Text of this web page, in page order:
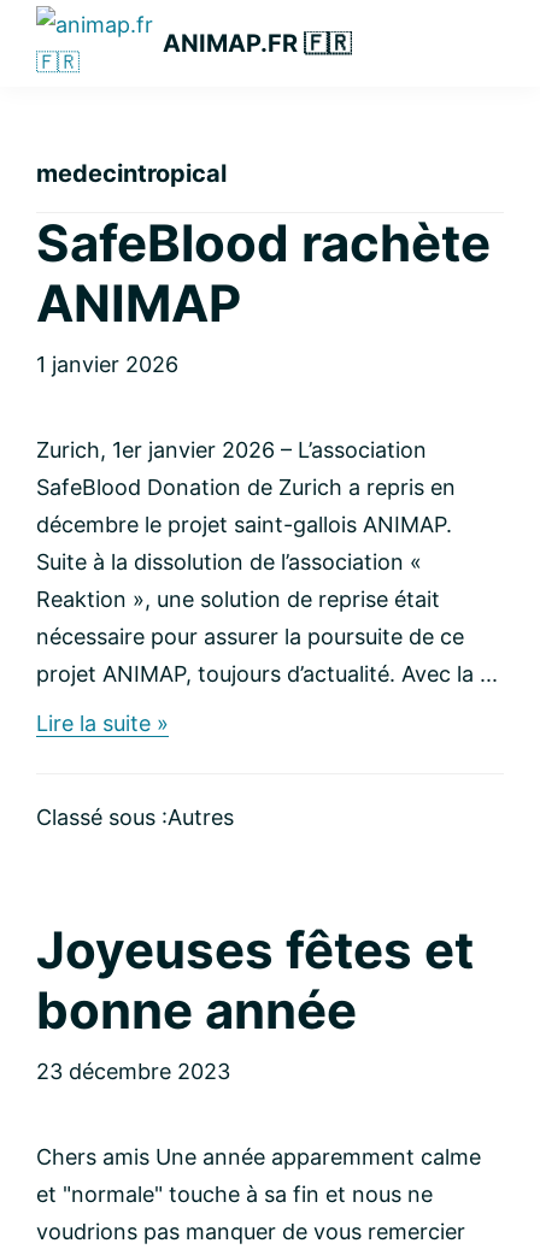
Passer
principale
Passer
Passer
latérale
ANIMAP.FR 🇫🇷
medecintropical
SafeBlood rachète
ANIMAP
1 janvier 2026
Zurich, 1er janvier 2026 – L’association
SafeBlood Donation de Zurich a repris en
décembre le projet saint-gallois ANIMAP.
Suite à la dissolution de l’association «
Reaktion », une solution de reprise était
nécessaire pour assurer la poursuite de ce
projet ANIMAP, toujours d’actualité. Avec la ...
Lire la suite »
Classé sous :Autres
Joyeuses fêtes et
bonne année
23 décembre 2023
Chers amis Une année apparemment calme
et "normale" touche à sa fin et nous ne
voudrions pas manquer de vous remercier